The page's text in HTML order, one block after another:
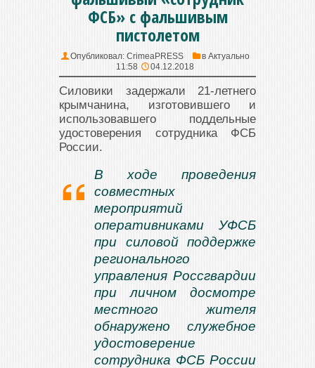
ФСБ» с фальшивым
пистолетом
Опубликовал: CrimeaPRESS в Актуально
11:58
04.12.2018
Силовики задержали 21-летнего
крымчанина, изготовившего и
использовавшего поддельные
удостоверения сотрудника ФСБ
России.
В ходе проведения
совместных
мероприятий
оперативниками УФСБ
при силовой поддержке
регионального
управления Россгвардии
при личном досмотре
местного жителя
обнаружено служебное
удостоверение
сотрудника ФСБ России